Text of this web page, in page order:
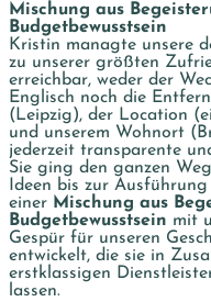
Mischung aus
Budgetbewusstsein
Kristin managte unsere
zu unserer größten
erreichbar, weder der
Englisch noch die
(Leipzig), der Location
und unserem Wohnort
jederzeit transparente
Sie ging den ganzen
Ideen bis zur
einer Mischung aus
Budgetbewusstsein mit
Gespür für unseren
entwickelt, die sie in
erstklassigen
lassen.